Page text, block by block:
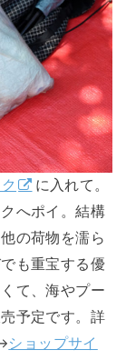
に入れて。
へポイ。結構
の荷物を濡ら
も重宝する優
て、海やプー
予定です。詳
ショップサイ